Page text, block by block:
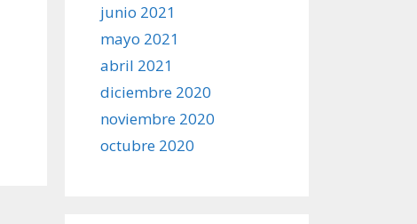
junio 2021
mayo 2021
abril 2021
diciembre 2020
noviembre 2020
octubre 2020